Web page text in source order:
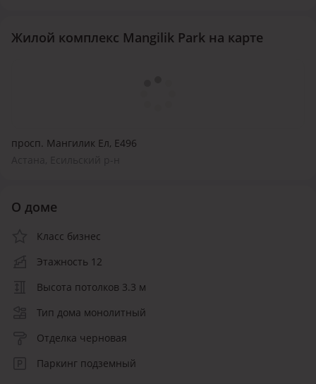
Жилой комплекс Mangilik Park на карте
просп. Мангилик Ел, Е496
О доме
Класс бизнес
Этажность 12
Высота потолков 3.3 м
Тип дома монолитный
Отделка черновая
Паркинг подземный